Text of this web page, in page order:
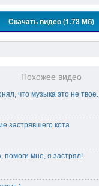
Скачать видео (1.73 Мб)
Похожее видео
что музыка это не твое.
застрявшего кота
помоги мне, я застрял!